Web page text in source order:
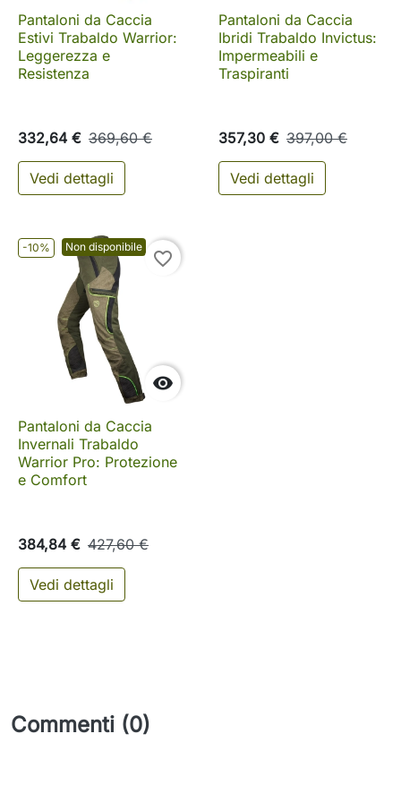
Pantaloni da Caccia
Estivi Trabaldo Warrior:
Leggerezza e
Resistenza
332,64 € 369,60 €
Vedi dettagli
Pantaloni da Caccia
Ibridi Trabaldo Invictus:
Impermeabili e
Traspiranti
357,30 € 397,00 €
Vedi dettagli
-10% Non disponibile

favorite_border
Pantaloni da Caccia
Invernali Trabaldo
Warrior Pro: Protezione
e Comfort
384,84 € 427,60 €
Vedi dettagli
Commenti (0)